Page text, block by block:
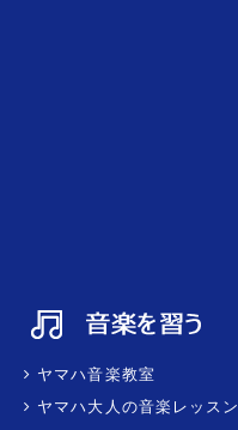
ヤマハ音楽教室
ヤマハ大人の音楽レッスン